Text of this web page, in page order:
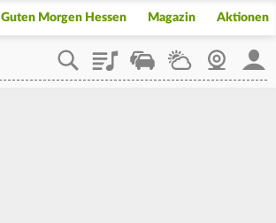
Guten Morgen Hessen Magazin Aktionen
PlaylistStaupilotWetterWebcam